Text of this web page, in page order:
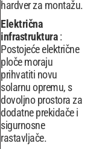
hardver za montažu.
Električna
infrastruktura:
Postojeće električne
ploče moraju
prihvatiti novu
solarnu opremu, s
dovoljno prostora za
dodatne prekidače i
sigurnosne
rastavljače.